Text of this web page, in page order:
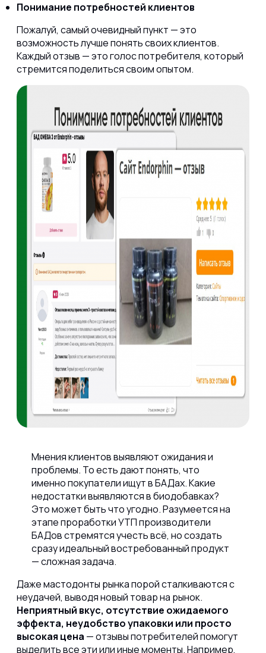
Понимание потребностей клиентов
Пожалуй, самый очевидный пункт — это
возможность лучше понять своих клиентов.
Каждый отзыв — это голос потребителя, который
стремится поделиться своим опытом.
Мнения клиентов выявляют ожидания и
проблемы. То есть дают понять, что
именно покупатели ищут в БАДах. Какие
недостатки выявляются в биодобавках?
Это может быть что угодно. Разумеется на
этапе проработки УТП производители
БАДов стремятся учесть всё, но создать
сразу идеальный востребованный продукт
— сложная задача.
Даже мастодонты рынка порой сталкиваются с
неудачей, выводя новый товар на рынок.
Неприятный вкус, отсутствие ожидаемого
эффекта, неудобство упаковки или просто
высокая цена — отзывы потребителей помогут
выделить все эти или иные моменты. Например,